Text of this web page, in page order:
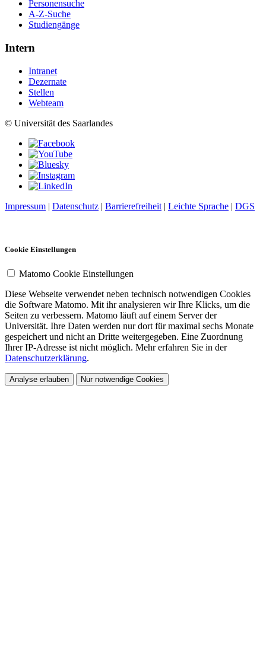
Personensuche
A-Z-Suche
Studiengänge
Intern
Intranet
Dezernate
Stellen
Webteam
© Universität des Saarlandes
Impressum | Datenschutz | Barrierefreiheit | Leichte Sprache | DGS
Cookie Einstellungen
Matomo Cookie Einstellungen
Diese Webseite verwendet neben technisch notwendigen Cookies
die Software Matomo. Mit ihr analysieren wir Ihre Klicks, um die
Seiten zu verbessern. Matomo läuft auf einem Server der
Universität. Ihre Daten werden nur dort für maximal sechs Monate
gespeichert und nicht an Dritte weitergegeben. Eine Zuordnung
Ihrer IP-Adresse ist nicht möglich. Mehr erfahren Sie in der
Datenschutzerklärung.
Analyse erlauben Nur notwendige Cookies